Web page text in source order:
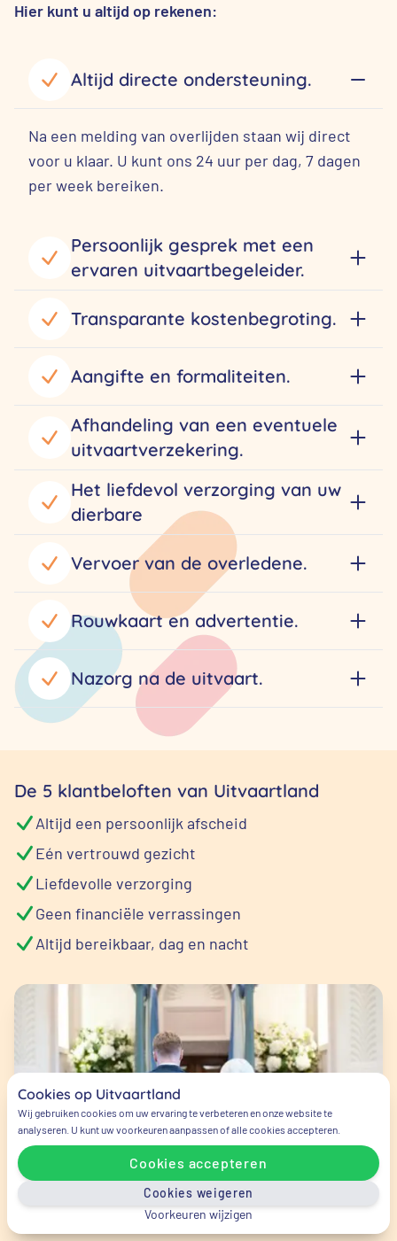
Hier kunt u altijd op rekenen:
Altijd directe ondersteuning.
Na een melding van overlijden staan wij direct
voor u klaar. U kunt ons 24 uur per dag, 7 dagen
per week bereiken.
Persoonlijk gesprek met een
ervaren uitvaartbegeleider.
Transparante kostenbegroting.
Aangifte en formaliteiten.
Afhandeling van een eventuele
uitvaartverzekering.
Het liefdevol verzorging van uw
dierbare
Vervoer van de overledene.
Rouwkaart en advertentie.
Nazorg na de uitvaart.
De 5 klantbeloften van Uitvaartland
Altijd een persoonlijk afscheid
Eén vertrouwd gezicht
Liefdevolle verzorging
Geen financiële verrassingen
Altijd bereikbaar, dag en nacht
Cookies op Uitvaartland
Wij gebruiken cookies om uw ervaring te verbeteren en onze website te
analyseren. U kunt uw voorkeuren aanpassen of alle cookies accepteren.
Cookies accepteren
Cookies weigeren
Voorkeuren wijzigen